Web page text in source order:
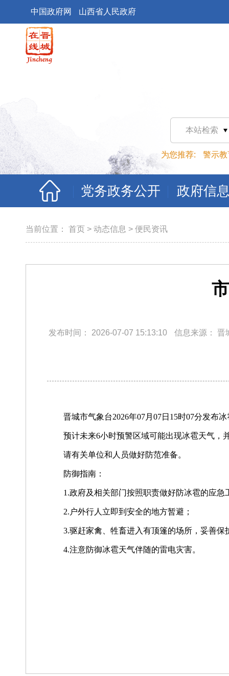
中国政府网 山西省人民政府
本站检索
为您推荐: 警示教
党务政务公开 政府信
当前位置： 首页 > 动态信息 > 便民资讯
发布时间： 2026-07-07 15:13:10 信息来源： 晋
晋城市气象台2026年07月07日15时07分发布
预计未来6小时预警区域可能出现冰雹天气，
请有关单位和人员做好防范准备。
防御指南：
1.政府及相关部门按照职责做好防冰雹的应急
2.户外行人立即到安全的地方暂避；
3.驱赶家禽、牲畜进入有顶篷的场所，妥善
4.注意防御冰雹天气伴随的雷电灾害。